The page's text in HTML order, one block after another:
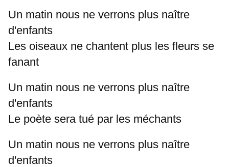
Un matin nous ne verrons plus naître
d'enfants
Les oiseaux ne chantent plus les fleurs se
fanant
Un matin nous ne verrons plus naître
d'enfants
Le poète sera tué par les méchants
Un matin nous ne verrons plus naître
d'enfants